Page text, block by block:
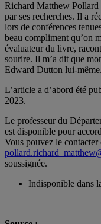
Richard Matthew Pollard
par ses recherches. Il a
lors de conférences
beau compliment qu’on
évaluateur du livre,
sourire. Il m’a dit que
Edward Dutton lui-
L’article a d’abord été
2023.
Le professeur du
est disponible pour
Vous pouvez le
soussignée.
Indisponible dans